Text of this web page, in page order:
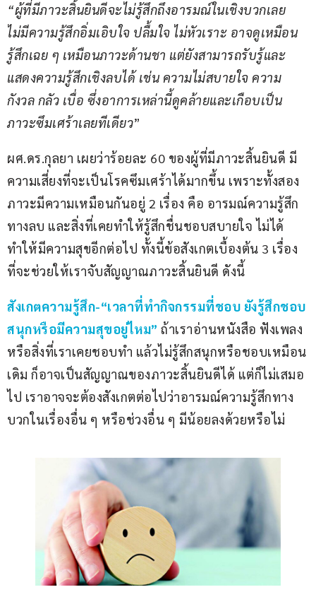
“ผู้ที่มีภาวะสิ้นยินดีจะไม่รู้สึกถึงอารมณ์ในเชิงบวกเลย
ไม่มีความรู้สึกอิ่มเอิบใจ ปลื้มใจ ไม่หัวเราะ อาจดูเหมือน
รู้สึกเฉย ๆ เหมือนภาวะด้านชา แต่ยังสามารถรับรู้และ
แสดงความรู้สึกเชิงลบได้ เช่น ความไม่สบายใจ ความ
กังวล กลัว เบื่อ ซึ่งอาการเหล่านี้ดูคล้ายและเกือบเป็น
ภาวะซึมเศร้าเลยทีเดียว”
ผศ.ดร.กุลยา เผยว่าร้อยละ 60 ของผู้ที่มีภาวะสิ้นยินดี มี
ความเสี่ยงที่จะเป็นโรคซึมเศร้าได้มากขึ้น เพราะทั้งสอง
ภาวะมีความเหมือนกันอยู่ 2 เรื่อง คือ อารมณ์ความรู้สึก
ทางลบ และสิ่งที่เคยทำให้รู้สึกชื่นชอบสบายใจ ไม่ได้
ทำให้มีความสุขอีกต่อไป ทั้งนี้ข้อสังเกตเบื้องต้น 3 เรื่อง
ที่จะช่วยให้เราจับสัญญาณภาวะสิ้นยินดี ดังนี้
สังเกตความรู้สึก-“เวลาที่ทำกิจกรรมที่ชอบ ยังรู้สึกชอบ
สนุกหรือมีความสุขอยู่ไหม” ถ้าเราอ่านหนังสือ ฟังเพลง
หรือสิ่งที่เราเคยชอบทำ แล้วไม่รู้สึกสนุกหรือชอบเหมือน
เดิม ก็อาจเป็นสัญญาณของภาวะสิ้นยินดีได้ แต่ก็ไม่เสมอ
ไป เราอาจจะต้องสังเกตต่อไปว่าอารมณ์ความรู้สึกทาง
บวกในเรื่องอื่น ๆ หรือช่วงอื่น ๆ มีน้อยลงด้วยหรือไม่